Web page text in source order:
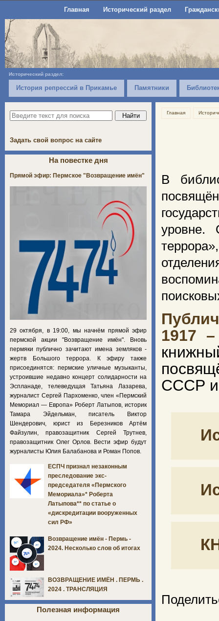
Главная Исторический раздел
Исторический раздел:
История репрессий в Прикамье Памятники
Главная
В
уровне.
1917
СССР и
Задать свой вопрос на сайте
На повестке дня
Прямой эфир: Пермское "Возвращение имён"
29 октября, в 19:00, мы начнём прямой эфир
пермской акции "Возвращение имён". Вновь
пермяки публично зачитают имена земляков -
жертв Большого террора. К эфиру также
присоединятся: пермские уличные музыканты,
устроившие недавно концерт солидарности на
Эспланаде, телеведущая Татьяна Лазарева,
журналист Сергей Пархоменко, член «Пермский
Мемориал — Европа» Роберт Латыпов, историк
Тамара Эйдельман, писатель Виктор
Шендерович, юрист из Березников Артём
Файзулин, правозащитник Сергей Трутнев,
правозащитник Олег Орлов. Вести эфир будут
журналисты Юлия Балабанова и Роман Попов.
ЕСПЧ признал незаконным
преследование экс-
председателя «Пермского
Мемориала»* Роберта
Латыпова** по статье о
«дискредитации вооруженных
сил РФ»
Возвращение имён - Пермь -
2024. Несколько слов об итогах
ВОЗВРАЩЕНИЕ ИМЁН . ПЕРМЬ .
2024 . ТРАНСЛЯЦИЯ
Полезная информация